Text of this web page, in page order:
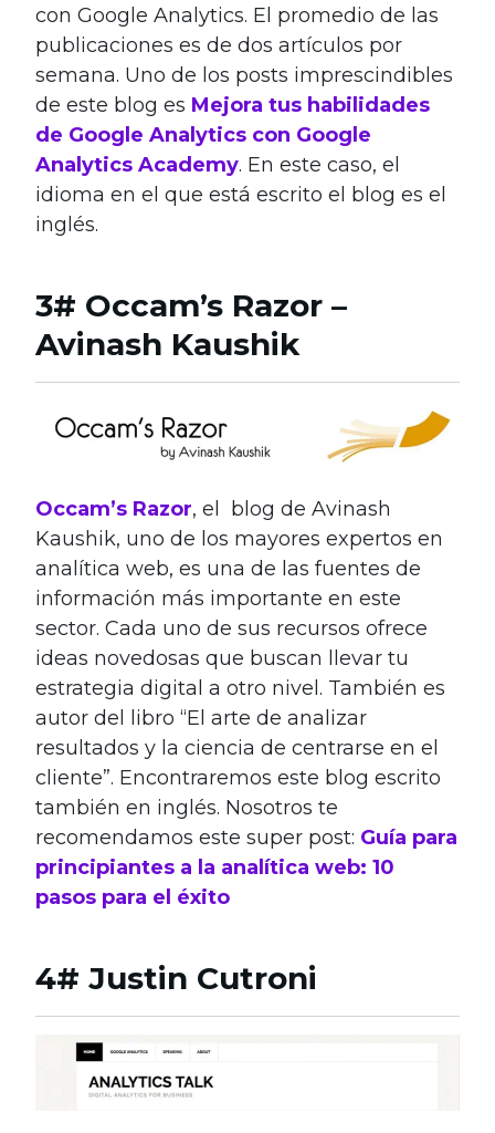
con Google Analytics. El promedio de las
publicaciones es de dos artículos por
semana. Uno de los posts imprescindibles
de este blog es Mejora tus habilidades
de Google Analytics con Google
Analytics Academy. En este caso, el
idioma en el que está escrito el blog es el
inglés.
3# Occam’s Razor –
Avinash Kaushik
Occam’s Razor, el blog de Avinash
Kaushik, uno de los mayores expertos en
analítica web, es una de las fuentes de
información más importante en este
sector. Cada uno de sus recursos ofrece
ideas novedosas que buscan llevar tu
estrategia digital a otro nivel. También es
autor del libro “El arte de analizar
resultados y la ciencia de centrarse en el
cliente”. Encontraremos este blog escrito
también en inglés. Nosotros te
recomendamos este super post: Guía para
principiantes a la analítica web: 10
pasos para el éxito
4# Justin Cutroni